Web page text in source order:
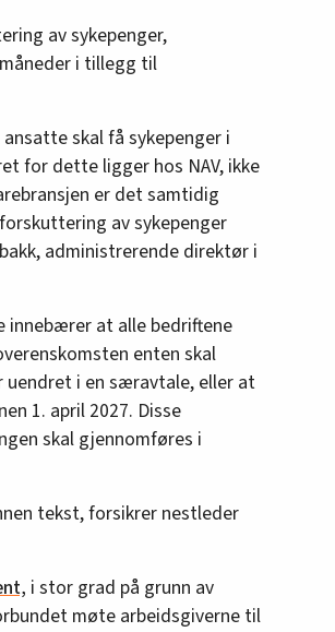
skal gjennomføres i
minimum skal det
arbeidstakere i
pleiepenger og
av sykepenger,
i tillegg til
skal få sykepenger i
for dette ligger hos NAV, ikke
er det samtidig
av sykepenger
administrerende direktør i
innebærer at alle bedriftene
enten skal
i en særavtale, eller at
1. april 2027. Disse
skal gjennomføres i
tekst, forsikrer nestleder
i stor grad på grunn av
møte arbeidsgiverne til